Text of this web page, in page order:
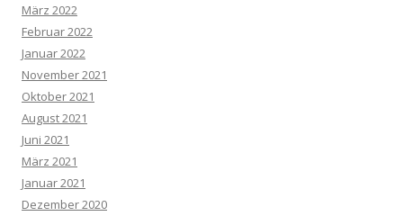
März 2022
Februar 2022
Januar 2022
November 2021
Oktober 2021
August 2021
Juni 2021
März 2021
Januar 2021
Dezember 2020